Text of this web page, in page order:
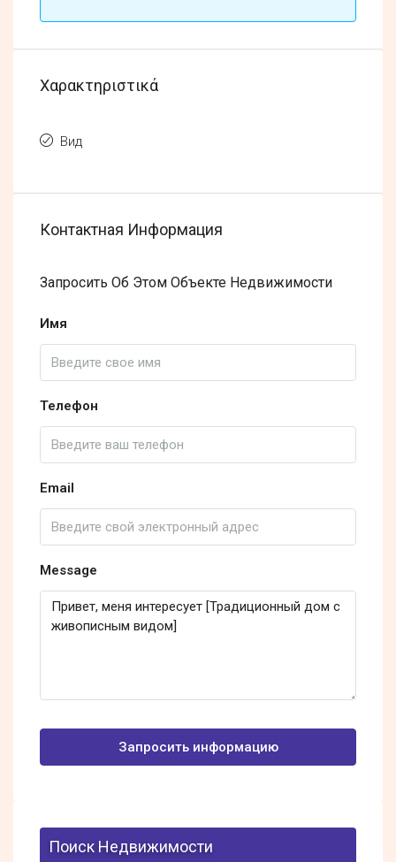
Χαρακτηριστικά
Вид
Контактная Информация
Запросить Об Этом Объекте Недвижимости
Имя
Телефон
Email
Message
Запросить информацию
Поиск Недвижимости